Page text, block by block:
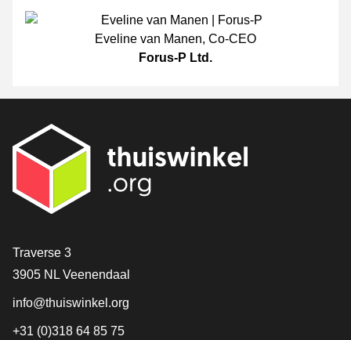
Eveline van Manen, Co-CEO
Forus-P Ltd.
[_General:Contact]
Traverse 3
3905 NL Veenendaal
info@thuiswinkel.org
+31 (0)318 64 85 75